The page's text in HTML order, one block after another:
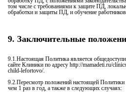
том числе с требованиями к защите ПД,
обработки и защиты ПД, и обучение
9. Заключительные
9.1.Настоящая Политика является
сайте Клиники по адресу http://mamadeti.ru/
child-lefortovo/.
9.2.Пересмотр положений настоящей Политики
чем 1 раз в год, а также в следующих случаях: